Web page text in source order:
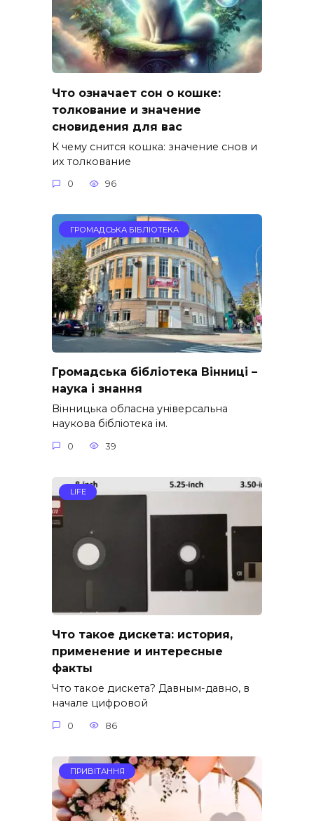
Что означает сон о кошке:
толкование и значение
сновидения для вас
К чему снится кошка: значение снов и
их толкование
0 96
ГРОМАДСЬКА БІБЛІОТЕКА
Громадська бібліотека Вінниці –
наука і знання
Вінницька обласна універсальна
наукова бібліотека ім.
0 39
LIFE
Что такое дискета: история,
применение и интересные
факты
Что такое дискета? Давным-давно, в
начале цифровой
0 86
ПРИВІТАННЯ